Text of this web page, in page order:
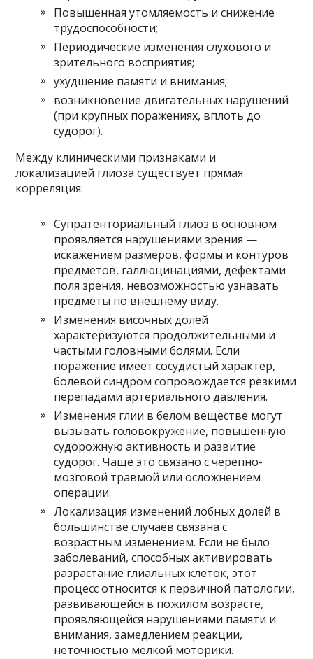
Повышенная утомляемость и снижение
трудоспособности;
Периодические изменения слухового и
зрительного восприятия;
ухудшение памяти и внимания;
возникновение двигательных нарушений
(при крупных поражениях, вплоть до
судорог).
Между клиническими признаками и
локализацией глиоза существует прямая
корреляция:
Супратенториальный глиоз в основном
проявляется нарушениями зрения —
искажением размеров, формы и контуров
предметов, галлюцинациями, дефектами
поля зрения, невозможностью узнавать
предметы по внешнему виду.
Изменения височных долей
характеризуются продолжительными и
частыми головными болями. Если
поражение имеет сосудистый характер,
болевой синдром сопровождается резкими
перепадами артериального давления.
Изменения глии в белом веществе могут
вызывать головокружение, повышенную
судорожную активность и развитие
судорог. Чаще это связано с черепно-
мозговой травмой или осложнением
операции.
Локализация изменений лобных долей в
большинстве случаев связана с
возрастным изменением. Если не было
заболеваний, способных активировать
разрастание глиальных клеток, этот
процесс относится к первичной патологии,
развивающейся в пожилом возрасте,
проявляющейся нарушениями памяти и
внимания, замедлением реакции,
неточностью мелкой моторики.